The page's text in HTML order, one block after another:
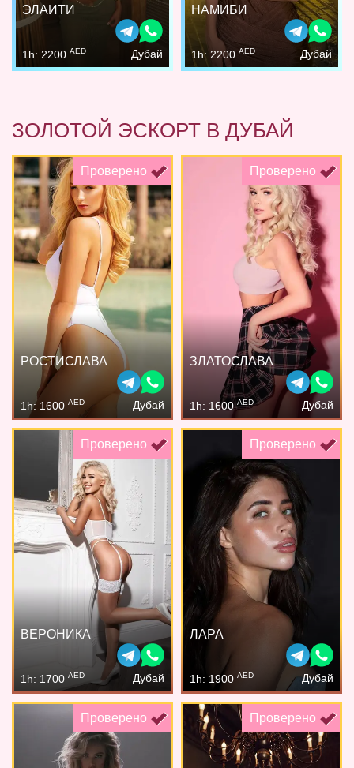
ЭЛАИТИ
1h: 2200 AED Дубай
НАМИБИ
1h: 2200 AED Дубай
ЗОЛОТОЙ ЭСКОРТ В ДУБАЙ
Проверено
РОСТИСЛАВА
1h: 1600 AED Дубай
Проверено
ЗЛАТОСЛАВА
1h: 1600AED Дубай
Проверено
ВЕРОНИКА
1h: 1700 AED Дубай
Проверено
ЛАРА
1h: 1900 AED Дубай
Проверено Проверено